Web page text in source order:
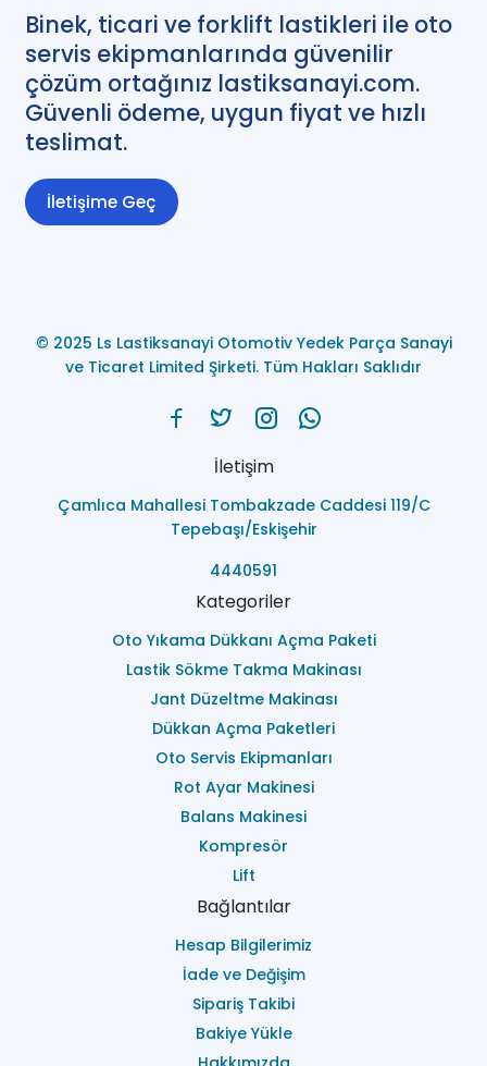
Binek, ticari ve forklift lastikleri ile oto
servis ekipmanlarında güvenilir
çözüm ortağınız lastiksanayi.com.
Güvenli ödeme, uygun fiyat ve hızlı
teslimat.
İletişime Geç
© 2025 Ls Lastiksanayi Otomotiv Yedek Parça Sanayi
ve Ticaret Limited Şirketi. Tüm Hakları Saklıdır
İletişim
Çamlıca Mahallesi Tombakzade Caddesi 119/C
Tepebaşı/Eskişehir
4440591
Kategoriler
Oto Yıkama Dükkanı Açma Paketi
Lastik Sökme Takma Makinası
Jant Düzeltme Makinası
Dükkan Açma Paketleri
Oto Servis Ekipmanları
Rot Ayar Makinesi
Balans Makinesi
Kompresör
Lift
Bağlantılar
Hesap Bilgilerimiz
İade ve Değişim
Sipariş Takibi
Bakiye Yükle